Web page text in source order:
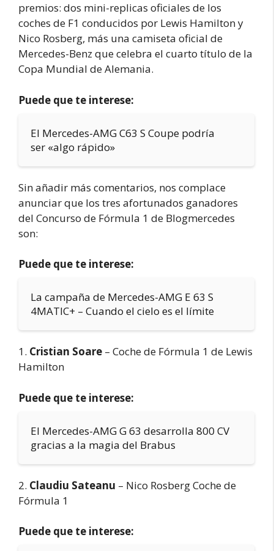
premios: dos mini-replicas oficiales de los
coches de F1 conducidos por Lewis Hamilton y
Nico Rosberg, más una camiseta oficial de
Mercedes-Benz que celebra el cuarto título de la
Copa Mundial de Alemania.
Puede que te interese:
El Mercedes-AMG C63 S Coupe podría
ser «algo rápido»
Sin añadir más comentarios, nos complace
anunciar que los tres afortunados ganadores
del Concurso de Fórmula 1 de Blogmercedes
son:
Puede que te interese:
La campaña de Mercedes-AMG E 63 S
4MATIC+ – Cuando el cielo es el límite
1. Cristian Soare – Coche de Fórmula 1 de Lewis
Hamilton
Puede que te interese:
El Mercedes-AMG G 63 desarrolla 800 CV
gracias a la magia del Brabus
2. Claudiu Sateanu – Nico Rosberg Coche de
Fórmula 1
Puede que te interese: